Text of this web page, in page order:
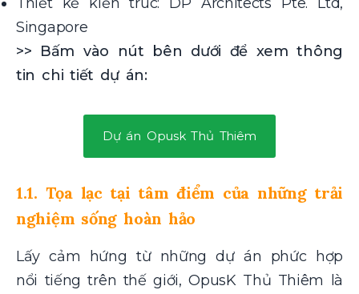
Singapore
>> Bấm vào nút bên dưới để xem thông
tin chi tiết dự án:
Dự án Opusk Thủ Thiêm
1.1. Tọa lạc tại tâm điểm của những trải
nghiệm sống hoàn hảo
Lấy cảm hứng từ những dự án phức hợp
nổi tiếng trên thế giới, OpusK Thủ Thiêm là